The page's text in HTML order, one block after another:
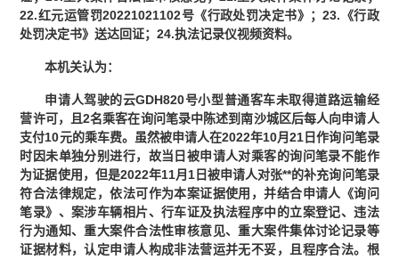
22.红元运管罚20221021102号《行政处罚决定书》；23.《行政
处罚决定书》送达回证；24.执法记录仪视频资料。
本机关认为：
申请人驾驶的云GDH820号小型普通客车未取得道路运输经
营许可，且2名乘客在询问笔录中陈述到南沙城区后每人向申请人
支付10元的乘车费。虽然被申请人在2022年10月21日作询问笔录
时因未单独分别进行，故当日被申请人对乘客的询问笔录不能作
为证据使用，但是2022年11月1日被申请人对张**的补充询问笔录
符合法律规定，依法可作为本案证据使用，并结合申请人《询问
笔录》、案涉车辆相片、行车证及执法程序中的立案登记、违法
行为通知、重大案件合法性审核意见、重大案件集体讨论记录等
证据材料，认定申请人构成非法营运并无不妥，且程序合法。根